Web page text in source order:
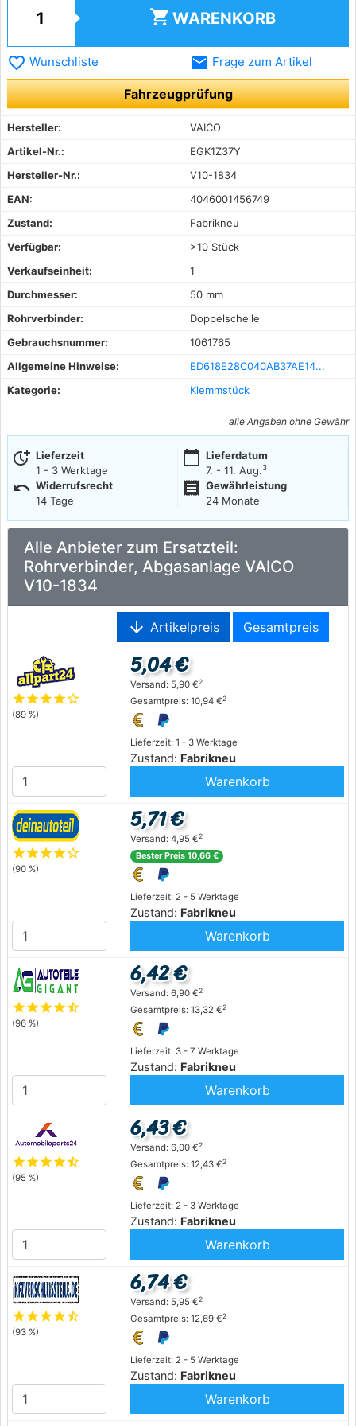
shopping_cart WARENKORB
favorite_border Wunschliste email Frage zum Artikel
Fahrzeugprüfung
Hersteller:
VAICO
Artikel-Nr.:
EGK1Z37Y
Hersteller-Nr.:
V10-1834
EAN:
4046001456749
Zustand:
Fabrikneu
Verfügbar:
>10 Stück
Verkaufseinheit:
1
Durchmesser:
50 mm
Rohrverbinder:
Doppelschelle
Gebrauchsnummer:
1061765
Allgemeine Hinweise:
ED618E28C040AB37AE14...
Kategorie:
Klemmstück
alle Angaben ohne Gewähr
more_time Lieferzeit
1 - 3 Werktage
calendar_today Lieferdatum
7. - 11. Aug.3
undo Widerrufsrecht
14 Tage
receipt
Gewährleistung
24 Monate
Alle Anbieter zum Ersatzteil:
Rohrverbinder, Abgasanlage VAICO
V10-1834
arrow_downward Artikelpreis Gesamtpreis
starstarstarstarstar_outline
(89 %)
Lieferzeit: 1 - 3 Werktage
Zustand: Fabrikneu
5,04 €
Versand: 5,90 €2
Gesamtpreis: 10,94 €2
Warenkorb
starstarstarstarstar_outline
(90 %)
Lieferzeit: 2 - 5 Werktage
Zustand: Fabrikneu
5,71 €
Versand: 4,95 €2
Bester Preis 10,66 €
Warenkorb
starstarstarstarstar_half
(96 %)
Lieferzeit: 3 - 7 Werktage
Zustand: Fabrikneu
6,42 €
Versand: 6,90 €2
Gesamtpreis: 13,32 €2
Warenkorb
starstarstarstarstar_half
(95 %)
Lieferzeit: 2 - 3 Werktage
Zustand: Fabrikneu
6,43 €
Versand: 6,00 €2
Gesamtpreis: 12,43 €2
Warenkorb
starstarstarstarstar_half
(93 %)
Lieferzeit: 2 - 5 Werktage
Zustand: Fabrikneu
6,74 €
Versand: 5,95 €2
Gesamtpreis: 12,69 €2
Warenkorb